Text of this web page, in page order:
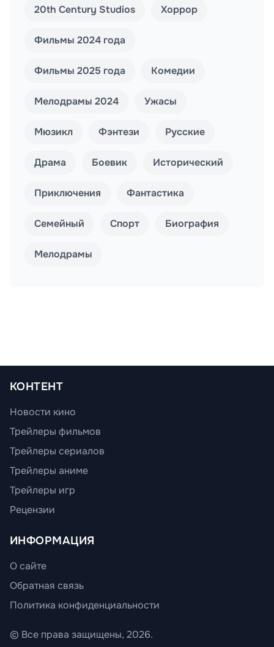
20th Century Studios Хоррор
Фильмы 2024 года
Фильмы 2025 года Комедии
Мелодрамы 2024 Ужасы
Мюзикл Фэнтези Русские
Драма Боевик Исторический
Приключения Фантастика
Семейный Спорт Биография
Мелодрамы
КОНТЕНТ
Новости кино
Трейлеры фильмов
Трейлеры сериалов
Трейлеры аниме
Трейлеры игр
Рецензии
ИНФОРМАЦИЯ
О сайте
Обратная связь
Политика конфиденциальности
© Все права защищены, 2026.